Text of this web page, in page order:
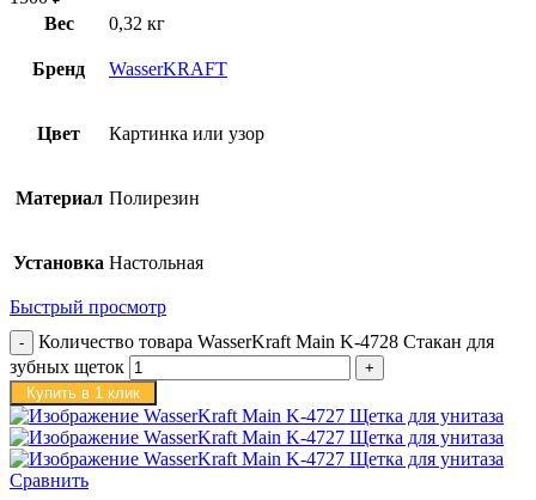
Вес
0,32 кг
Бренд WasserKRAFT
Цвет Картинка или узор
Материал Полирезин
Установка Настольная
Быстрый просмотр
Количество товара WasserKraft Main K-4728 Стакан для
зубных щеток
Купить в 1 клик
Сравнить